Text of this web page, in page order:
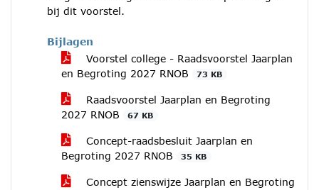
bij dit voorstel.
Bijlagen
Voorstel college - Raadsvoorstel Jaarplan
en Begroting 2027 RNOB
73 KB
Raadsvoorstel Jaarplan en Begroting
2027 RNOB
67 KB
Concept-raadsbesluit Jaarplan en
Begroting 2027 RNOB
35 KB
Concept zienswijze Jaarplan en Begroting